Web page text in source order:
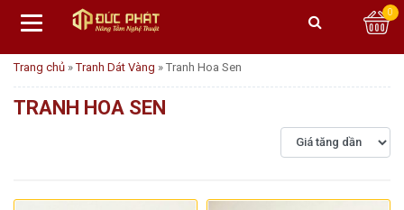
0
Trang chủ »Tranh Dát Vàng » Tranh Hoa Sen
TRANH HOA SEN